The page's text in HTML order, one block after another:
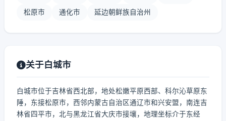
松原市 通化市 延边朝鲜族自治州
关于白城市
白城市位于吉林省西北部，地处松嫩平原西部、科尔沁草原东
陲，东接松原市，西邻内蒙古自治区通辽市和兴安盟，南连吉
林省四平市，北与黑龙江省大庆市接壤，地理坐标介于东经